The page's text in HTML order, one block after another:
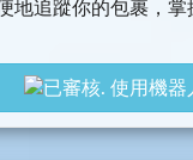
地追蹤你的包裹，
便，但是有時候我們
途中遺失。
使用機器